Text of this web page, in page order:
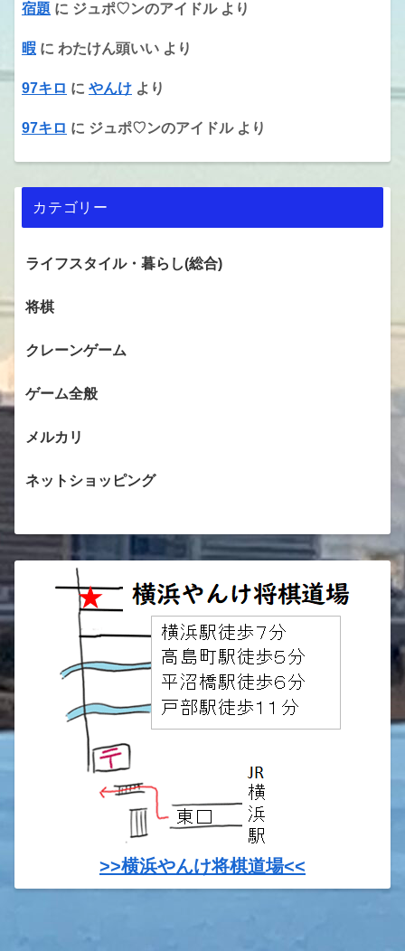
宿題 に ジュポ♡ンのアイドルより
暇 に わたけん頭いい より
97キロ に やんけ より
97キロ に ジュポ♡ンのアイドルより
カテゴリー
ライフスタイル・暮らし(総合)
将棋
クレーンゲーム
ゲーム全般
メルカリ
ネットショッピング
>>横浜やんけ将棋道場<<